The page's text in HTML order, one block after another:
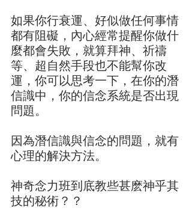
如果你行衰運、好似做任何事情
都有阻礙，內心經常提醒你做什
麼都會失敗，就算拜神、祈禱
等、超自然手段也不能幫你改
運，你可以思考一下，在你的潛
信識中，你的信念系統是否出現
問題。
因為潛信識與信念的問題，就有
心理的解決方法。
神奇念力班到底教些甚麽神乎其
技的秘術？？